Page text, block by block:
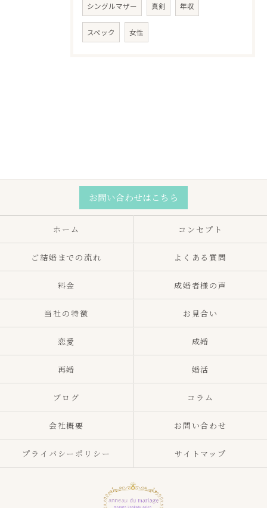
シングルマザー 真剣 年収
スペック 女性
お問い合わせはこちら
ホーム コンセプト
ご結婚までの流れ よくある質問
料金 成婚者様の声
当社の特徴 お見合い
恋愛 成婚
再婚 婚活
ブログ コラム
会社概要 お問い合わせ
プライバシーポリシー サイトマップ